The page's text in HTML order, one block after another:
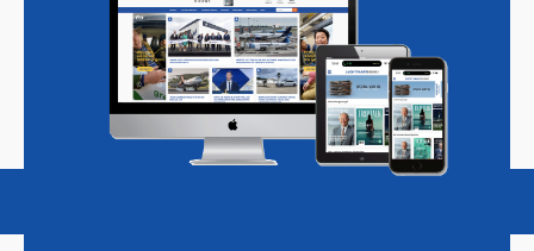
Magazine Podcasts Vacatures